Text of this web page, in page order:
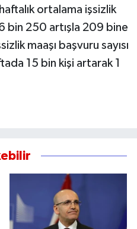
ortalama işsizlik
6 bin 250 artışla 209 bine
maaşı başvuru sayısı
15 bin kişi artarak 1